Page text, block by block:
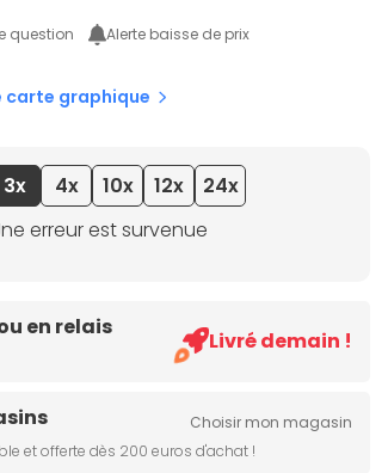
question Alerte baisse de prix
carte graphique
3x 4x 10x 12x
24x
erreur est survenue
en relais
Livré demain !
Choisir mon magasin
et offerte dès 200 euros d'achat !